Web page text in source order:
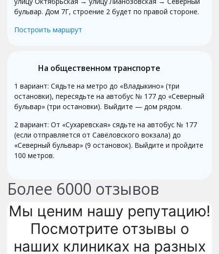
бульвар. Дом 7Г, строение 2 будет по правой стороне.
Построить маршрут
На общественном транспорте
1 вариант: Сядьте на метро до «Владыкино» (три
остановки), пересядьте на автобус № 177 до «Северный
бульвар» (три остановки). Выйдите — дом рядом.
2 вариант: От «Сухаревская» сядьте на автобус № 177
(если отправляется от Савёловского вокзала) до
«Северный бульвар» (9 остановок). Выйдите и пройдите
100 метров.
Более 6000 отзывов
Мы ценим нашу репутацию!
Посмотрите отзывы о
наших клиниках на разных